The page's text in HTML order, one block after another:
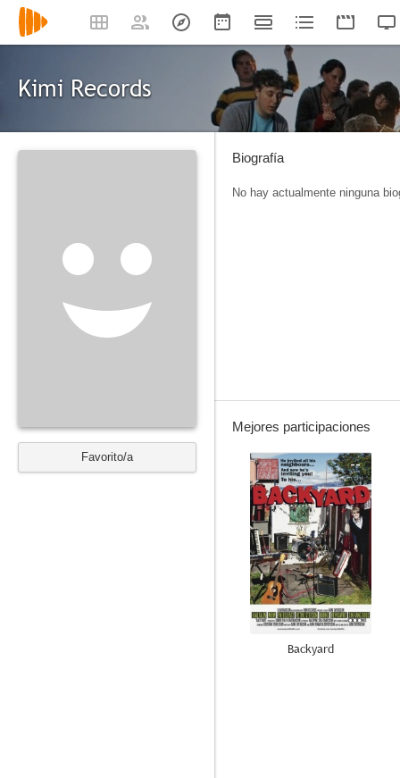
Kimi Records
Favorito/a
Biografía
No hay actualmente ninguna
Mejores participaciones
--
Backyard